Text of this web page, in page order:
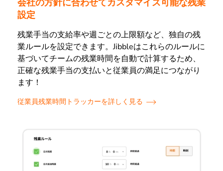
設定
残業手当の支給率や週ごとの上限額など、独自の残
業ルールを設定できます。Jibbleはこれらのルールに
基づいてチームの残業時間を自動で計算するため、
正確な残業手当の支払いと従業員の満足につながり
ます！
従業員残業時間トラッカーを詳しく見る